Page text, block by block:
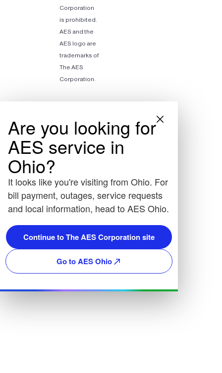
Corporation
is prohibited.
AES and the
AES logo are
trademarks of
The AES
Corporation.
Are you looking for
AES service in
Ohio?
It looks like you're visiting from Ohio. For
bill payment, outages, service requests
and local information, head to AES Ohio.
Continue to The AES Corporation site
Go to AES Ohio